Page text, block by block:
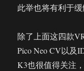
此举也将有利于
除了上面这四款
Pico Neo CV以及
K3也很值得关注